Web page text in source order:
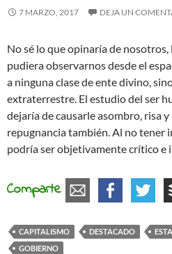
7 MARZO, 2017 DEJA UN
No sé lo que opinaría de
pudiera observarnos desde el
a ninguna clase de ente divino,
extraterrestre. El estudio del ser
dejaría de causarle asombro, risa
repugnancia también. Al no tener
podría ser objetivamente crítico e
Comparte
CAPITALISMO DESTACADO
GOBIERNO